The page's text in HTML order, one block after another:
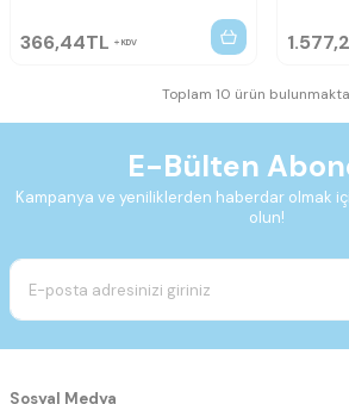
366,44TL KDV
Toplam 10 ürün
E-Bülten
Kampanya ve yeniliklerden haberdar olmak
olun!
Sosyal Medya